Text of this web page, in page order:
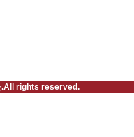
.All rights reserved.